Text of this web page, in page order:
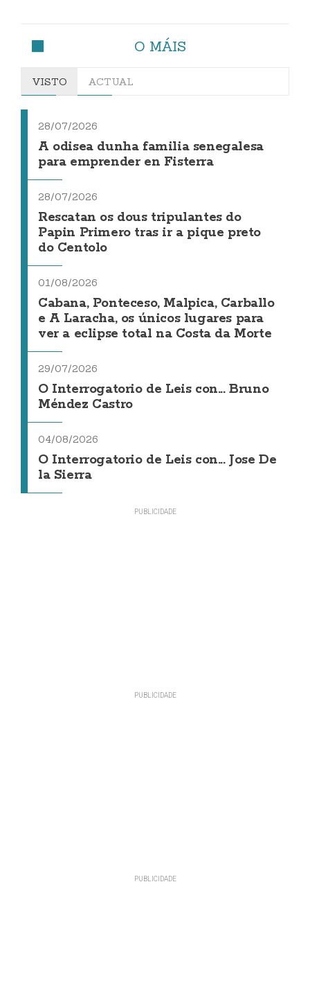
O MÁIS
VISTO ACTUAL
28/07/2026
A odisea dunha familia senegalesa
para emprender en Fisterra
28/07/2026
Rescatan os dous tripulantes do
Papin Primero tras ir a pique preto
do Centolo
01/08/2026
Cabana, Ponteceso, Malpica, Carballo
e A Laracha, os únicos lugares para
ver a eclipse total na Costa da Morte
29/07/2026
O Interrogatorio de Leis con... Bruno
Méndez Castro
04/08/2026
O Interrogatorio de Leis con... Jose De
la Sierra